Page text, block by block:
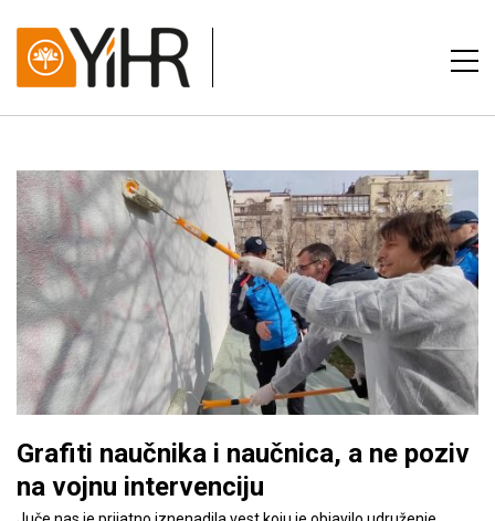
Grafiti naučnika i naučnica, a ne poziv
na vojnu intervenciju